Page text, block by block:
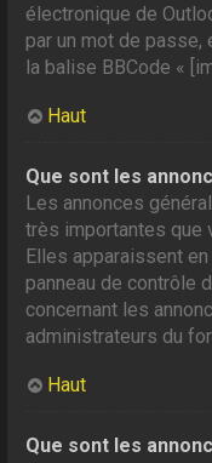
électronique de
par un mot de passe,
la balise BBCode «
Haut
Que sont les
Les annonces
très importantes que
Elles apparaissent
panneau de contrôle
concernant les
administrateurs du
Haut
Que sont les